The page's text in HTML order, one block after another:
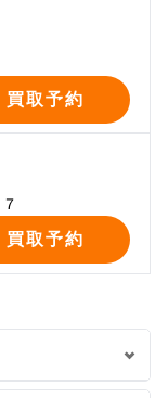
買取予約
買取予約